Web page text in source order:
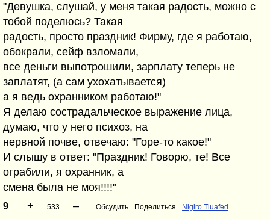
"Девушка, слушай, у меня такая радость, можно с
тобой поделюсь? Такая
радость, просто праздник! Фирму, где я работаю,
обокрали, сейф взломали,
все деньги выпотрошили, зарплату теперь не
заплатят, (а сам ухохатывается)
а я ведь охранником работаю!"
Я делаю сострадальческое выражение лица,
думаю, что у него психоз, на
нервной почве, отвечаю: "Горе-то какое!"
И слышу в ответ: "Праздник! Говорю, те! Все
ограбили, я охранник, а
смена была не моя!!!!"
9 + 533 – Обсудить Поделиться Nigiro Tluafed